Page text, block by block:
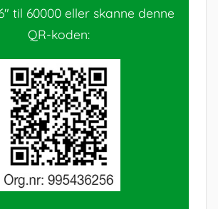
til 60000 eller skanne denne
QR-koden: